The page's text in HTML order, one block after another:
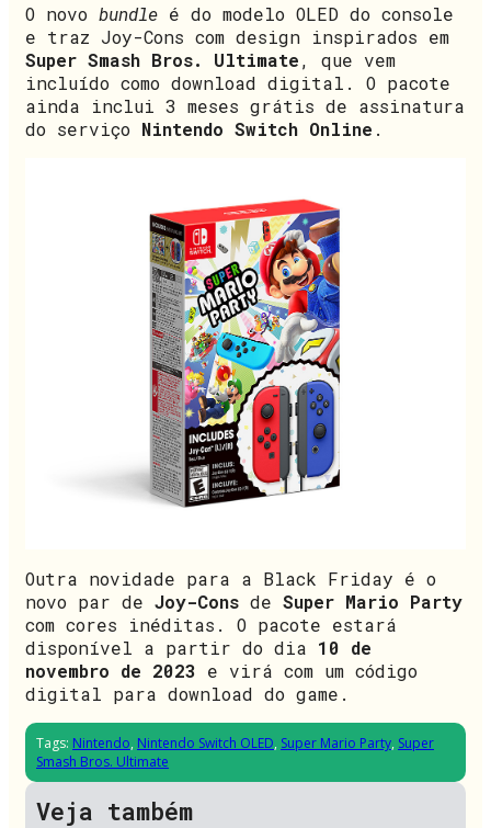
O novo bundle é do modelo OLED do console
e traz Joy-Cons com design inspirados em
Super Smash Bros. Ultimate, que vem
incluído como download digital. O pacote
ainda inclui 3 meses grátis de assinatura
do serviço Nintendo Switch Online .
Outra novidade para a Black Friday é o
novo par de Joy-Cons de Super Mario Party
com cores inéditas. O pacote estará
disponível a partir do dia 10 de
novembro de 2023 e virá com um código
digital para download do game.
Tags: Nintendo, Nintendo Switch OLED, Super Mario Party, Super
Smash Bros. Ultimate
Veja também